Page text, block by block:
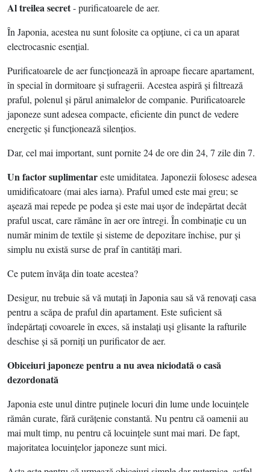
Al treilea secret- purificatoarele de aer.
În Japonia, acestea nu sunt folosite ca opţiune, ci ca un aparat
electrocasnic esenţial.
Purificatoarele de aer funcţionează în aproape fiecare apartament,
în special în dormitoare şi sufragerii. Acestea aspiră şi filtrează
praful, polenul şi părul animalelor de companie. Purificatoarele
japoneze sunt adesea compacte, eficiente din punct de vedere
energetic şi funcţionează silenţios.
Dar, cel mai important, sunt pornite 24 de ore din 24, 7 zile din 7.
Un factor suplimentareste umiditatea. Japonezii folosesc adesea
umidificatoare (mai ales iarna). Praful umed este mai greu; se
aşează mai repede pe podea şi este mai uşor de îndepărtat decât
praful uscat, care rămâne în aer ore întregi. În combinaţie cu un
număr minim de textile şi sisteme de depozitare închise, pur şi
simplu nu există surse de praf în cantităţi mari.
Ce putem învăţa din toate acestea?
Desigur, nu trebuie să vă mutaţi în Japonia sau să vă renovaţi casa
pentru a scăpa de praful din apartament. Este suficient să
îndepărtaţi covoarele în exces, să instalaţi uşi glisante la rafturile
deschise şi să porniţi un purificator de aer.
Obiceiuri japoneze pentru a nu avea niciodată o casă
dezordonată
Japonia este unul dintre puţinele locuri din lume unde locuinţele
rămân curate, fără curăţenie constantă. Nu pentru că oamenii au
mai mult timp, nu pentru că locuinţele sunt mai mari. De fapt,
majoritatea locuinţelor japoneze sunt mici.